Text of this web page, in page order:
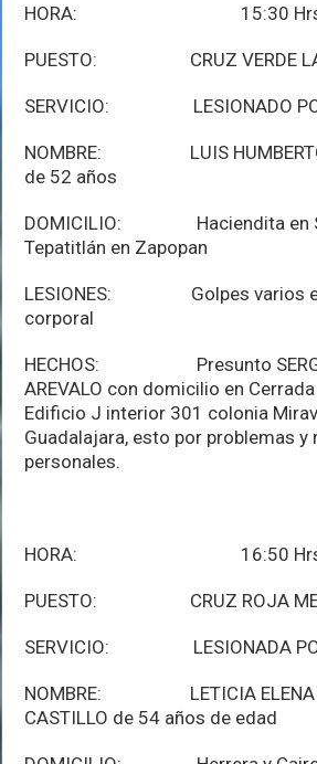
HORA: 15:30
PUESTO: CRUZ VERDE
SERVICIO: LESIONADO
NOMBRE: LUIS HUMBERTO
de 52 años
DOMICILIO: Haciendita en
Tepatitlán en Zapopan
LESIONES: Golpes varios en
corporal
HECHOS: Presunto SERGIO
AREVALO con domicilio en
Edificio J interior 301 colonia
Guadalajara, esto por problemas y
personales.
HORA: 16:50
PUESTO: CRUZ ROJA
SERVICIO: LESIONADA POR
NOMBRE: LETICIA ELENA
CASTILLO de 54 años de edad